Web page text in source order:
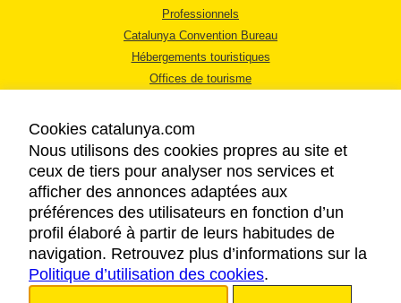
Professionnels
Catalunya Convention Bureau
Hébergements touristiques
Offices de tourisme
MENTIONS LÉGALES
RÈGLES DE CONFIDENTIALITÉ
COOKIES
ACCESSIBILITÉ
Cookies catalunya.com
Nous utilisons des cookies propres au site et
ceux de tiers pour analyser nos services et
afficher des annonces adaptées aux
préférences des utilisateurs en fonction d’un
profil élaboré à partir de leurs habitudes de
navigation. Retrouvez plus d’informations sur la
Politique d’utilisation des cookies.